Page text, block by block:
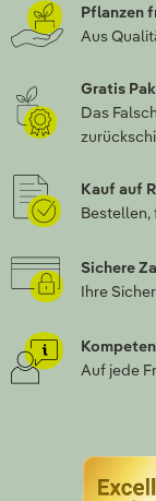
Pflanzen
Aus
Gratis
Das
Kauf auf
Bestellen,
Sichere
Ihre
Auf jede